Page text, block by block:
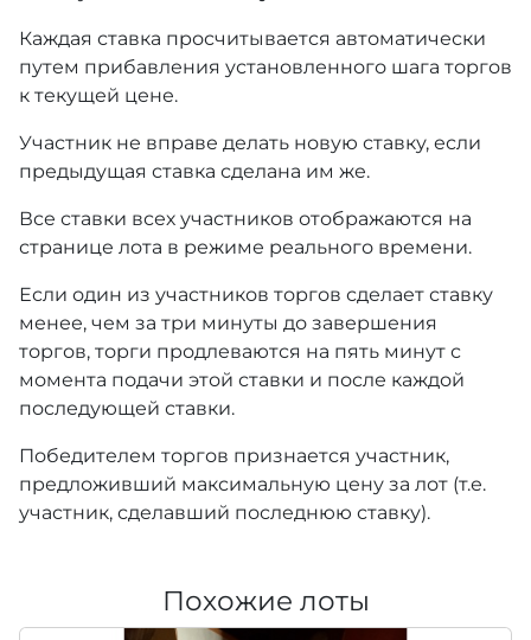
Каждая ставка просчитывается автоматически
путем прибавления установленного шага торгов
к текущей цене.
Участник не вправе делать новую ставку, если
предыдущая ставка сделана им же.
Все ставки всех участников отображаются на
странице лота в режиме реального времени.
Если один из участников торгов сделает ставку
менее, чем за три минуты до завершения
торгов, торги продлеваются на пять минут с
момента подачи этой ставки и после каждой
последующей ставки.
Победителем торгов признается участник,
предложивший максимальную цену за лот (т.е.
участник, сделавший последнюю ставку).
Похожие лоты